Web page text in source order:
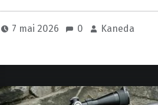
7 mai 2026 0 Kaneda